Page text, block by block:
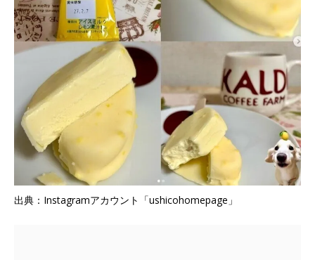
出典：Instagramアカウント「ushicohomepage」